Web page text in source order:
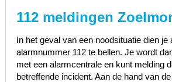
112 meldingen
In het geval van een noodsituatie dien je
alarmnummer 112 te bellen. Je wordt
met een alarmcentrale en kunt melding
betreffende incident. Aan de hand van